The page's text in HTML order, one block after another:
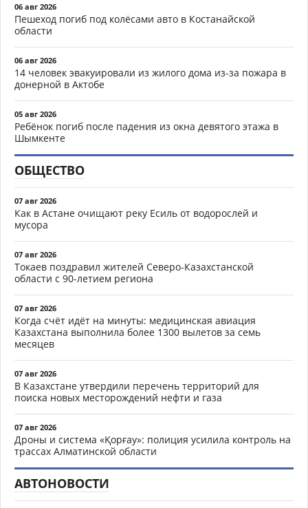
06 авг 2026
Пешеход погиб под колёсами авто в Костанайской
области
06 авг 2026
14 человек эвакуировали из жилого дома из-за пожара в
донерной в Актобе
05 авг 2026
Ребёнок погиб после падения из окна девятого этажа в
Шымкенте
ОБЩЕСТВО
07 авг 2026
Как в Астане очищают реку Есиль от водорослей и
мусора
07 авг 2026
Токаев поздравил жителей Северо-Казахстанской
области с 90-летием региона
07 авг 2026
Когда счёт идёт на минуты: медицинская авиация
Казахстана выполнила более 1300 вылетов за семь
месяцев
07 авг 2026
В Казахстане утвердили перечень территорий для
поиска новых месторождений нефти и газа
07 авг 2026
Дроны и система «Қорғау»: полиция усилила контроль на
трассах Алматинской области
АВТОНОВОСТИ